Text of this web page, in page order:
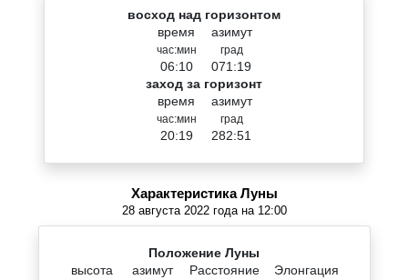
восход над горизонтом
время
час:мин
06:10
азимут
град
071:19
заход за горизонт
время
час:мин
20:19
азимут
град
282:51
Характеристика Луны
28 августа 2022 года на 12:00
Положение Луны
высота
азимут Расстояние Элонгация